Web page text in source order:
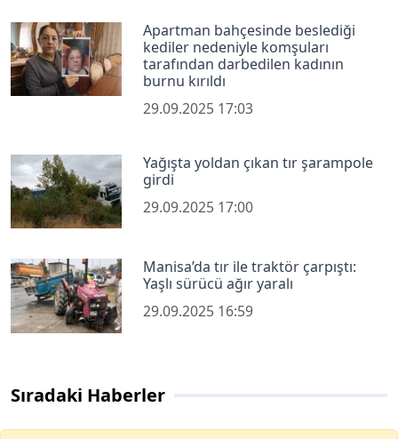
Apartman bahçesinde beslediği
kediler nedeniyle komşuları
tarafından darbedilen kadının
burnu kırıldı
29.09.2025 17:03
Yağışta yoldan çıkan tır şarampole
girdi
29.09.2025 17:00
Manisa’da tır ile traktör çarpıştı:
Yaşlı sürücü ağır yaralı
29.09.2025 16:59
Sıradaki Haberler